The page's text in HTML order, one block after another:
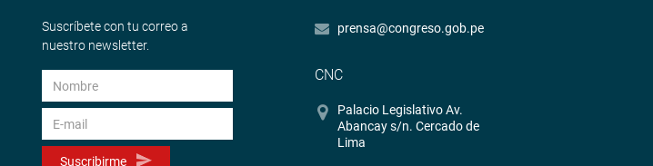
Suscríbete con tu correo a
nuestro newsletter.
Suscribirme
prensa@congreso.gob.pe
CNC
Palacio Legislativo Av.
Abancay s/n. Cercado de
Lima